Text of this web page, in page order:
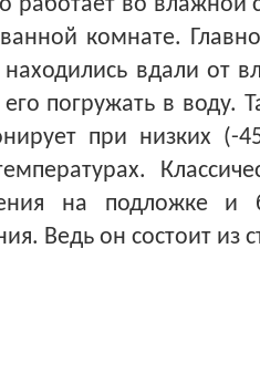
работает во влажной
комнате.
вдали от
погружать в воду.
при низких (-
на подложке и
Ведь он состоит из